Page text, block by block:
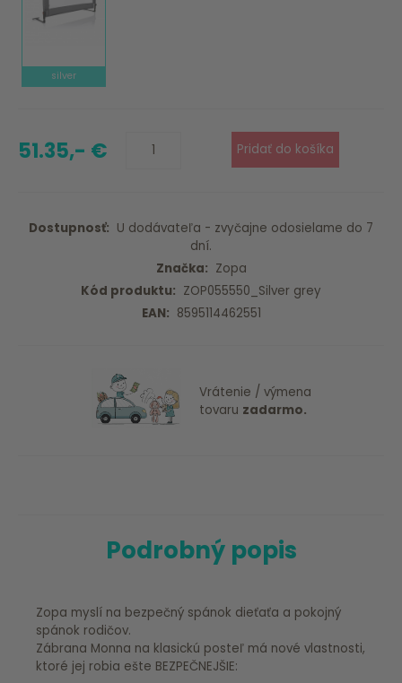
silver
51.35,- €
Dostupnosť: U dodávateľa - zvyčajne odosielame do 7
dní.
Značka: Zopa
Kód produktu: ZOP055550_Silver grey
EAN: 8595114462551
Vrátenie / výmena
tovaru zadarmo.
Podrobný popis
Zopa myslí na bezpečný spánok dieťaťa a pokojný
spánok rodičov.
Zábrana Monna na klasickú posteľ má nové vlastnosti,
ktoré jej robia ešte BEZPEČNEJŠIE: